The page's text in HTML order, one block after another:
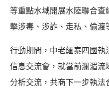
等重點水域開展水陸聯合
擊涉毒、涉詐、走私、偷渡
行動期間，中老緬泰四國
信息交流會，就當前瀾湄
分析交流，共商下一步執法